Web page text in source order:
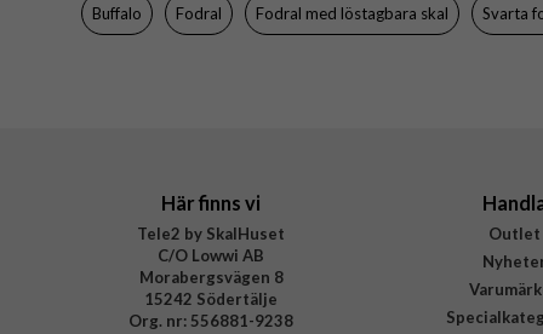
Varumärke
Buffalo Fodral Fodral med löstagbara skal Svarta
Här finns vi
Tele2 by SkalHuset
C/O Lowwi AB
Morabergsvägen 8
15242 Södertälje
Org. nr: 556881-9238
Outlet